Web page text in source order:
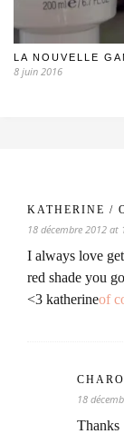
LA NOUVELLE
8 juin 2016
KATHERINE /
18 décembre 2012 at
I always love
red shade you
<3 katherineof
18
Thanks